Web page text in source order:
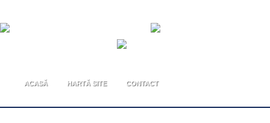
ACASĂ HARTĂ SITE CONTACT